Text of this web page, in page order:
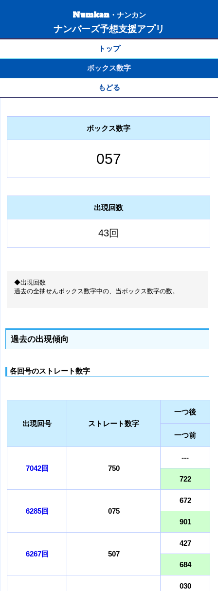
Numkan・ナンカン
ナンバーズ予想支援アプリ
トップ
ボックス数字
もどる
ボックス数字
057
出現回数
43回
◆出現回数
過去の全抽せんボックス数字中の、当ボックス数字の数。
過去の出現傾向
各回号のストレート数字
出現回号 ストレート数字
一つ後
一つ前
7042回 750
---
722
6285回 075
672
901
6267回 507
427
684
030